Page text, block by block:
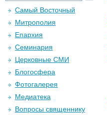
Самый Восточный
Митрополия
Епархия
Семинария
Церковные СМИ
Блогосфера
Фотогалерея
Медиатека
Вопросы священнику